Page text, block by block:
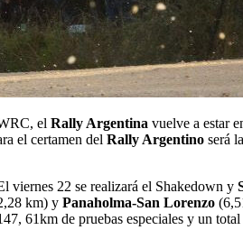
el Rally Argentina vuelve a estar
el certamen del Rally Argentino será
viernes 22 se realizará el Shakedown y
km) y Panaholma-San Lorenzo
61km de pruebas especiales y un